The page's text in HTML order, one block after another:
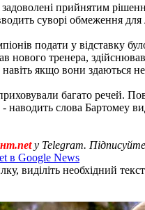
прийнятим
суворі обмеження
подати у відставку
нового тренера,
якщо вони здаються
багато речей.
наводить слова Бартомеу
у Telegram.
в Google News
виділіть необхідний